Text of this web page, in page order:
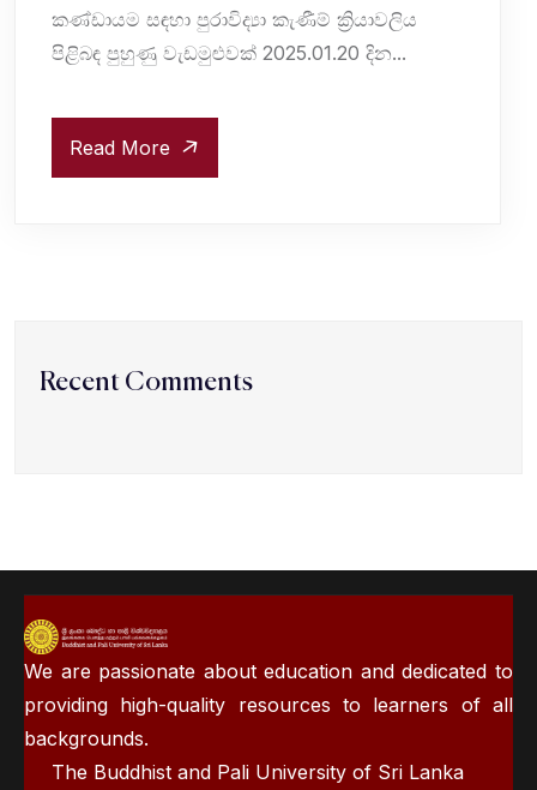
කණ්ඩායම සඳහා පුරාවිද්‍යා කැණීම් ක්‍රියාවලිය
පිළිබඳ පුහුණු වැඩමුළුවක් 2025.01.20 දින...
Read More
Recent Comments
We are passionate about education and dedicated to
providing high-quality resources to learners of all
backgrounds.
The Buddhist and Pali University of Sri Lanka